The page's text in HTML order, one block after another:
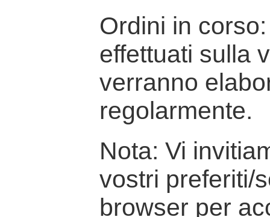
Ordini in
effettuati sulla
verranno
regolarmente.
Nota: Vi
vostri preferiti/
browser per